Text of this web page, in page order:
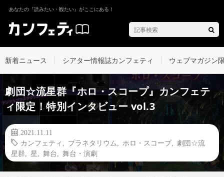
あなたの『読みたい・観たい』がここにある！
新着ニュース シアター情報誌カンフェティ ウェブマガジン
劇団☆流星群『ホロ・スコープ』カンフェテ
ィ限定！特別インタビュー vol.3
2021.11.11
カンフェティ
プラネタリウム ホロ・スコープ, 劇団☆流
星群
星 舞台 舞台・演劇